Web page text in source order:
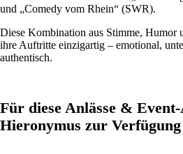
und „Comedy vom Rhein“ (SWR).
Diese Kombination aus Stimme, Humor
ihre Auftritte einzigartig – emotional,
authentisch.
Für diese Anlässe &
Hieronymus zur Verfügung